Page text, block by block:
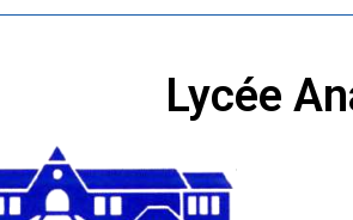
Lycée